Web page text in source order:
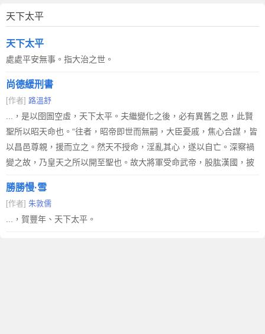
天下太平
天下太平
處處平安無事。指大治之世。
尚德緩刑書
[作者] 路溫舒
...，是以囹圄空虛，天下太平。夫繼變化之後，必有異舊之恩，此賢
聖所以昭天命也。“往者，昭帝即世而無嗣，大臣憂戚，焦心合謀，皆
以昌邑尊親，援而立之。然天不授命，淫亂其心，遂以自亡。深察禍
變之故，乃皇天之所以開至聖也。故大將軍受命武帝，股肱漢國，披
勝勝慢·雪
[作者] 朱敦儒
...，賀豐年、天下太平。